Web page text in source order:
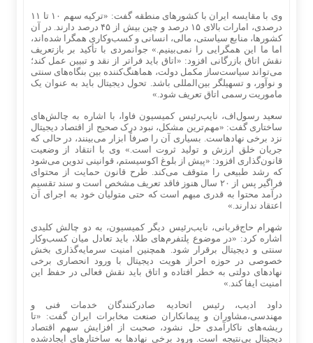
وی با مقایسه ایران با کشورهای منطقه گفت: «ترکیه سهم ۱۰ تا ۱۱
درصدی، امارات بالای ۱۵ درصد و چین بیش از ۴۵ درصد دارند. در آن
کشورها، منابع سیاستی، مالی، انسانی و کسب‌وکاری همگرا شده‌اند،
اما ما این همگرایی را نمی‌بینیم.» جوانمردی با تأکید بر بازتعریف
نقش اتاق بازرگانی افزود: «اتاق باید فراتر از نقد و تبیین عمل کند؛
می‌تواند سیاست‌ساز مکمل دولت، هماهنگ‌کننده بین بنگاه‌های سنتی
و نوآور، و تسهیلگر بین‌المللی باشد. تحول دیجیتال باید به عنوان یک
ماموریت رسمی اتاق تعریف شود.»
سعید رسول‌اف، نایب‌رئیس کمیسیون فاوا، با اشاره به چالش‌های
ساختاری گفت: «مهم‌ترین مشکل، نبود درک صحیح از اقتصاد دیجیتال
نزد برخی نهادهاست. بسیاری آن را صرفاً ابزار می‌بینند، در حالی که
جریان خلق ارزش و تولید ثروت است.» وی با انتقاد از وضعیت
قانون‌گذاری افزود: «پیش از بلوغ اکوسیستم، قوانینی تدوین می‌شود
که رشد طبیعی را متوقف می‌کند. طرح قانون حمایت از محتوای
فراگیر پس از ۲۰ سال هنوز فاقد تعریف مشخص است و سند تقسیم
درآمد محتوا به قدری مبهم است که حتی متولیان خود به اجرای آن
اعتقاد ندارند.»
شهرام حاج‌قربانی، نایب‌رئیس دیگر کمیسیون، به دو چالش کلیدی
اشاره کرد: «در موضوع پلتفرم‌های طلا، باید تعادل میان کسب‌وکار
سنتی و دیجیتال برقرار شود. همچنین امنیت سرمایه‌گذاری بخش
خصوصی در حوزه احراز هویت دیجیتال با ورود انحصاری برخی
نهادهای دولتی به خطر افتاده و اتاق باید نقش فعالی در حفظ این
امنیت ایفا کند.»
داود ادیب، رئیس اتحادیه صادرکنندگان خدمات فنی و
مهندسی،مشاوران و پیمانکاران صنعت مخابرات ایران گفت: «تا
ریشه‌های ناکارآمدی حل نشود، صحبت از افزایش سهم اقتصاد
دیجیتال بی‌نتیجه است. ورود برخی نهادها به ساختارهای ایجادشده